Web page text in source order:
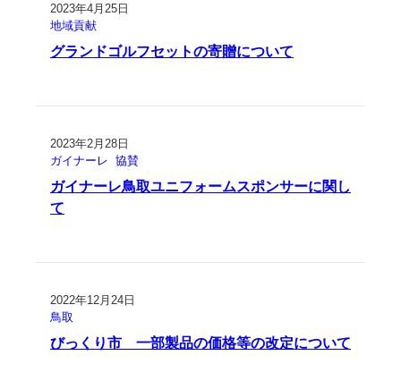
2023年4月25日
地域貢献
グランドゴルフセットの寄贈について
2023年2月28日
ガイナーレ 協賛
ガイナーレ鳥取ユニフォームスポンサーに関し
て
2022年12月24日
鳥取
びっくり市 一部製品の価格等の改定について